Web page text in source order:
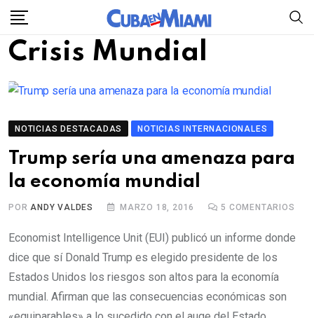
Skip
content
Crisis Mundial
NOTICIAS DESTACADAS NOTICIAS INTERNACIONALES
Trump sería una amenaza para
la economía mundial
POR ANDY VALDES MARZO 18, 2016 5 COMENTARIOS
Economist Intelligence Unit (EUI) publicó un informe donde
dice que sí Donald Trump es elegido presidente de los
Estados Unidos los riesgos son altos para la economía
mundial. Afirman que las consecuencias económicas son